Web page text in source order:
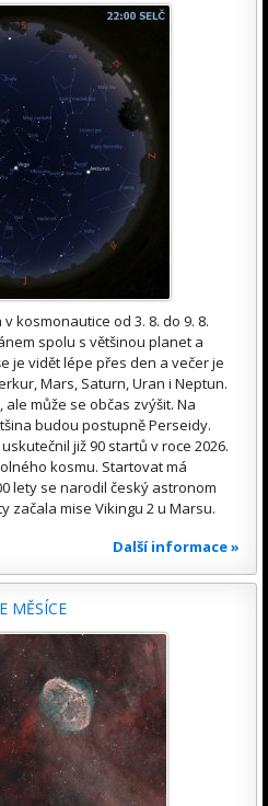
kosmonautice od 3. 8. do 9. 8.
spolu s většinou planet a
je vidět lépe přes den a večer je
Mars, Saturn, Uran i Neptun.
může se občas zvýšit. Na
budou postupně Perseidy.
již 90 startů v roce 2026.
kosmu. Startovat má
lety se narodil český astronom
začala mise Vikingu 2 u Marsu.
Další informace »
MĚSÍCE